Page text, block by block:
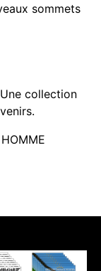
sommets
collection